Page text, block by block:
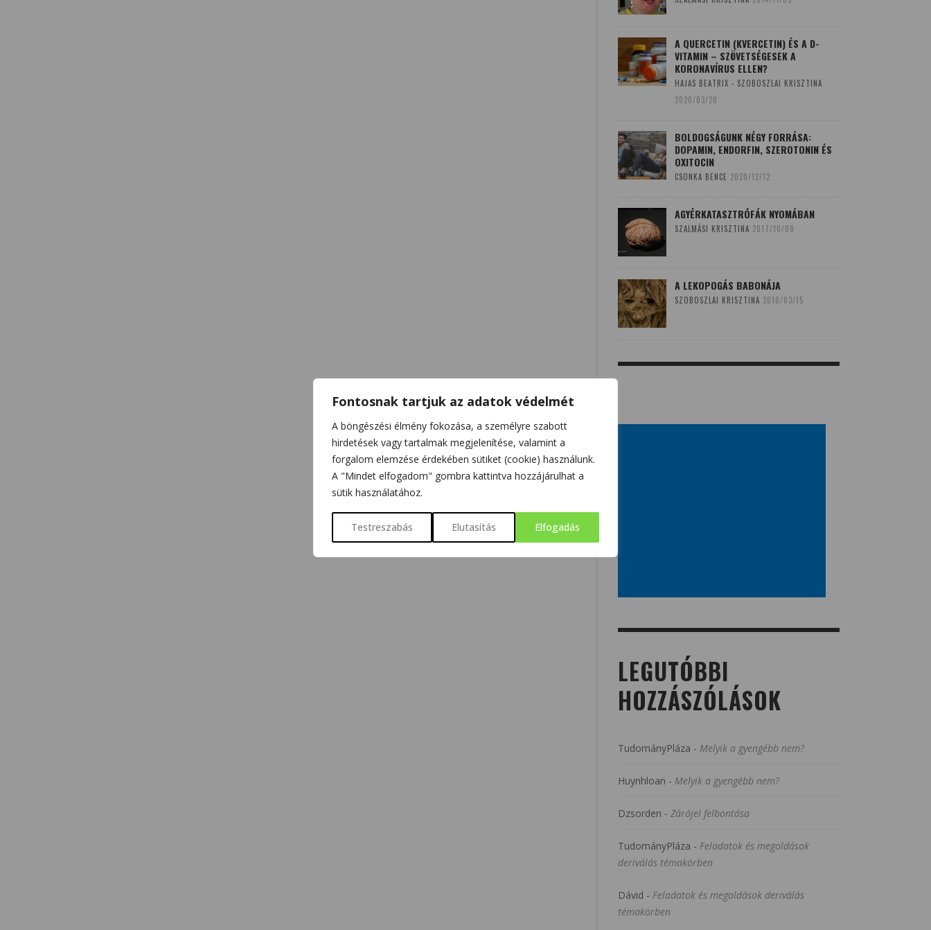
Fontosnak tartjuk az adatok védelmét
A böngészési élmény fokozása, a személyre szabott
hirdetések vagy tartalmak megjelenítése, valamint a
forgalom elemzése érdekében sütiket (cookie) használunk.
A "Mindet elfogadom" gombra kattintva hozzájárulhat a
sütik használatához.
Testreszabás Elutasítás Elfogadás
A QUERCETIN (KVERCETIN) ÉS A D-
VITAMIN – SZÖVETSÉGESEK A
KORONAVÍRUS ELLEN?
HAJAS BEATRIX - SZOBOSZLAI KRISZTINA
2020/03/20
BOLDOGSÁGUNK NÉGY FORRÁSA:
DOPAMIN, ENDORFIN, SZEROTONIN ÉS
OXITOCIN
CSONKA BENCE 2020/12/12
AGYÉRKATASZTRÓFÁK NYOMÁBAN
SZALMÁSI KRISZTINA 2017/10/08
A LEKOPOGÁS BABONÁJA
SZOBOSZLAI KRISZTINA 2018/03/15
LEGUTÓBBI
HOZZÁSZÓLÁSOK
TudományPláza - Melyik a gyengébb nem?
Huynhloan - Melyik a gyengébb nem?
Dzsorden - Zárójel felbontása
TudományPláza - Feladatok és megoldások
deriválás témakörben
Dávid - Feladatok és megoldások deriválás
témakörben